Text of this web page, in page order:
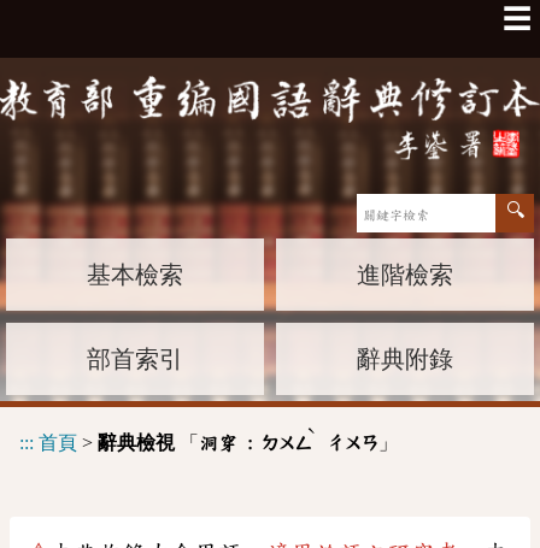
☰
基本檢索 進階檢索
部首索引 辭典附錄
::: 首頁 > 辭典檢視「 洞穿 : ㄉㄨㄥ
ˋ
ㄔㄨㄢ 」